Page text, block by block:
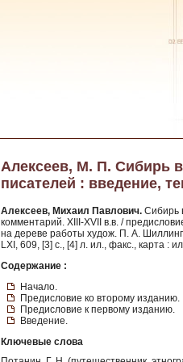
Алексеев, М. П. Сибирь в
писателей : введение,
Алексеев, Михаил Павлович. Сибирь
комментарий. XIII-XVII в.в. /
на дереве работы худож. П. А.
LXI, 609, [3] с., [4] л. ил., факс., карта :
Содержание :
Начало.
Предисловие ко второму изданию.
Предисловие к первому изданию.
Введение.
Ключевые слова